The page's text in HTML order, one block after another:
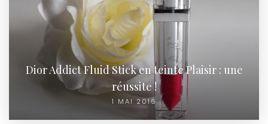
Dior Addict Fluid Stick en teinte Plaisir : une
réussite !
1 MAI 2016